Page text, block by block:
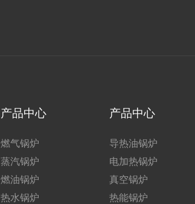
产品中心
燃气锅炉
蒸汽锅炉
燃油锅炉
热水锅炉
产品中心
导热油锅炉
电加热锅炉
真空锅炉
热能锅炉